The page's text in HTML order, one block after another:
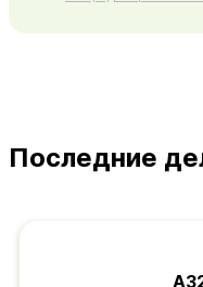
Последние